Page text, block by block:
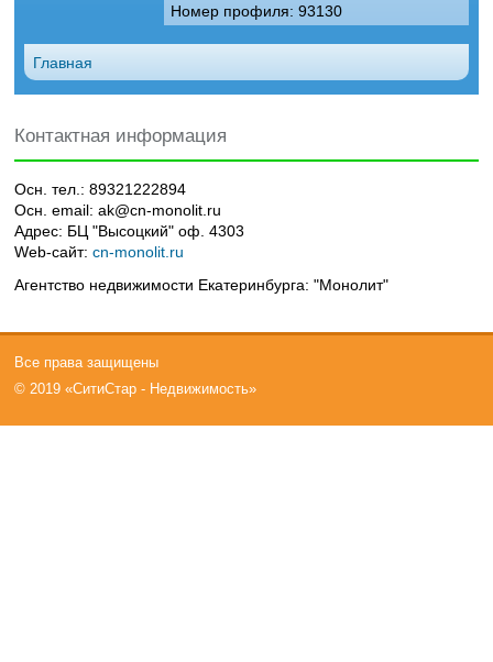
Номер профиля: 93130
Главная
Контактная информация
Осн. тел.:89321222894
Осн. email:ak@cn-monolit.ru
Адрес: БЦ "Высоцкий" оф. 4303
Web-сайт:cn-monolit.ru
Агентство недвижимости Екатеринбурга: "Монолит"
Все права защищены
© 2019 «СитиСтар - Недвижимость»